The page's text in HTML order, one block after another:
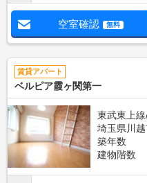
空室確認 無料
賃貸アパート
ベルピア霞ヶ関第一
東武東上
埼玉県川
築年数
建物階数